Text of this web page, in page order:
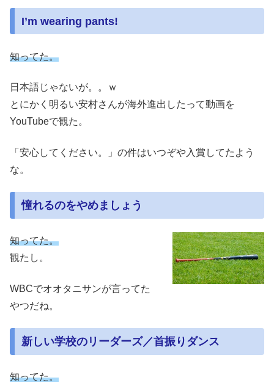
I’m wearing pants!
知ってた。
日本語じゃないが。。ｗ
とにかく明るい安村さんが海外進出したって動画を
YouTubeで観た。
「安心してください。」の件はいつぞや入賞してたよう
な。
憧れるのをやめましょう
知ってた。
観たし。
WBCでオオタニサンが言ってた
やつだね。
新しい学校のリーダーズ／首振りダンス
知ってた。